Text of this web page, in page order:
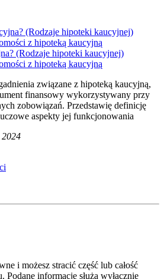
(Rodzaje hipoteki kaucyjnej)
z hipoteką kaucyjną
związane z hipoteką kaucyjną,
finansowy wykorzystywany przy
zobowiązań. Przedstawię definicję
aspekty jej funkcjonowania
2024
i możesz stracić część lub całość
Podane informacje służą wyłącznie